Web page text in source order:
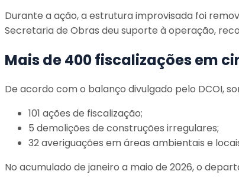
Durante a ação, a estrutura improvisada foi
Secretaria de Obras deu suporte à operação,
Mais de 400 fiscalizações em
De acordo com o balanço divulgado pelo DCOI,
101 ações de fiscalização;
5 demolições de construções irregulares;
32 averiguações em áreas ambientais e
No acumulado de janeiro a maio de 2026, o